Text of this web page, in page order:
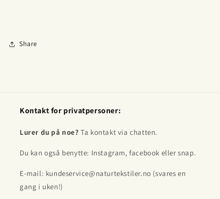
Share
Kontakt for privatpersoner:
Lurer du på noe? Ta kontakt via chatten.
Du kan også benytte: Instagram, facebook eller snap.
E-mail: kundeservice@naturtekstiler.no (svares en
gang i uken!)